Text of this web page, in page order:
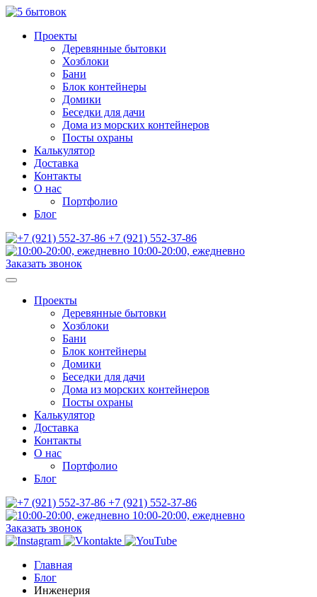
Проекты
Деревянные бытовки
Хозблоки
Бани
Блок контейнеры
Домики
Беседки для дачи
Дома из морских контейнеров
Посты охраны
Калькулятор
Доставка
Контакты
О нас
Портфолио
Блог
+7 (921) 552-37-86
10:00-20:00, ежедневно
Заказать звонок
Проекты
Деревянные бытовки
Хозблоки
Бани
Блок контейнеры
Домики
Беседки для дачи
Дома из морских контейнеров
Посты охраны
Калькулятор
Доставка
Контакты
О нас
Портфолио
Блог
+7 (921) 552-37-86
10:00-20:00, ежедневно
Заказать звонок
Главная
Блог
Инженерия